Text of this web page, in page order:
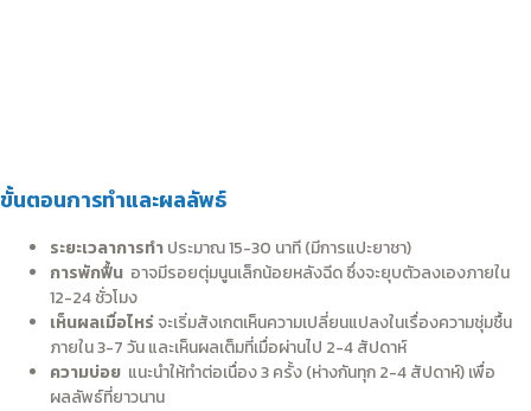
ขั้นตอนการทำและผลลัพธ์
ระยะเวลาการทำประมาณ 15-30 นาที (มีการแปะยาชา)
การพักฟื้น อาจมีรอยตุ่มนูนเล็กน้อยหลังฉีด ซึ่งจะยุบตัวลงเองภายใน
12-24 ชั่วโมง
เห็นผลเมื่อไหร่จะเริ่มสังเกตเห็นความเปลี่ยนแปลงในเรื่องความชุ่มชื้น
ภายใน 3-7 วัน และเห็นผลเต็มที่เมื่อผ่านไป 2-4 สัปดาห์
ความบ่อย แนะนำให้ทำต่อเนื่อง 3 ครั้ง (ห่างกันทุก 2-4 สัปดาห์) เพื่อ
ผลลัพธ์ที่ยาวนาน